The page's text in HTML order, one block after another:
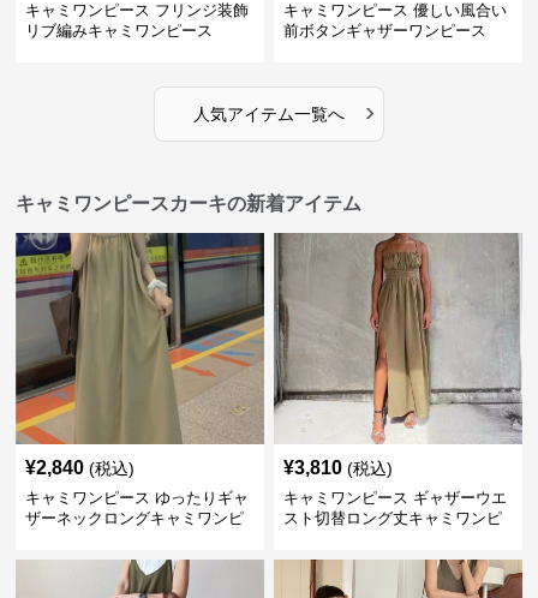
キャミワンピース フリンジ装飾
リブ編みキャミワンピース
キャミワンピース 優しい風合い
前ボタンギャザーワンピース
人気アイテム一覧へ ›
キャミワンピースカーキの新着アイテム
¥2,840 (税込)
キャミワンピース ゆったりギャ
ザーネックロングキャミワンピ
¥3,810 (税込)
キャミワンピース ギャザーウエ
スト切替ロング丈キャミワンピ